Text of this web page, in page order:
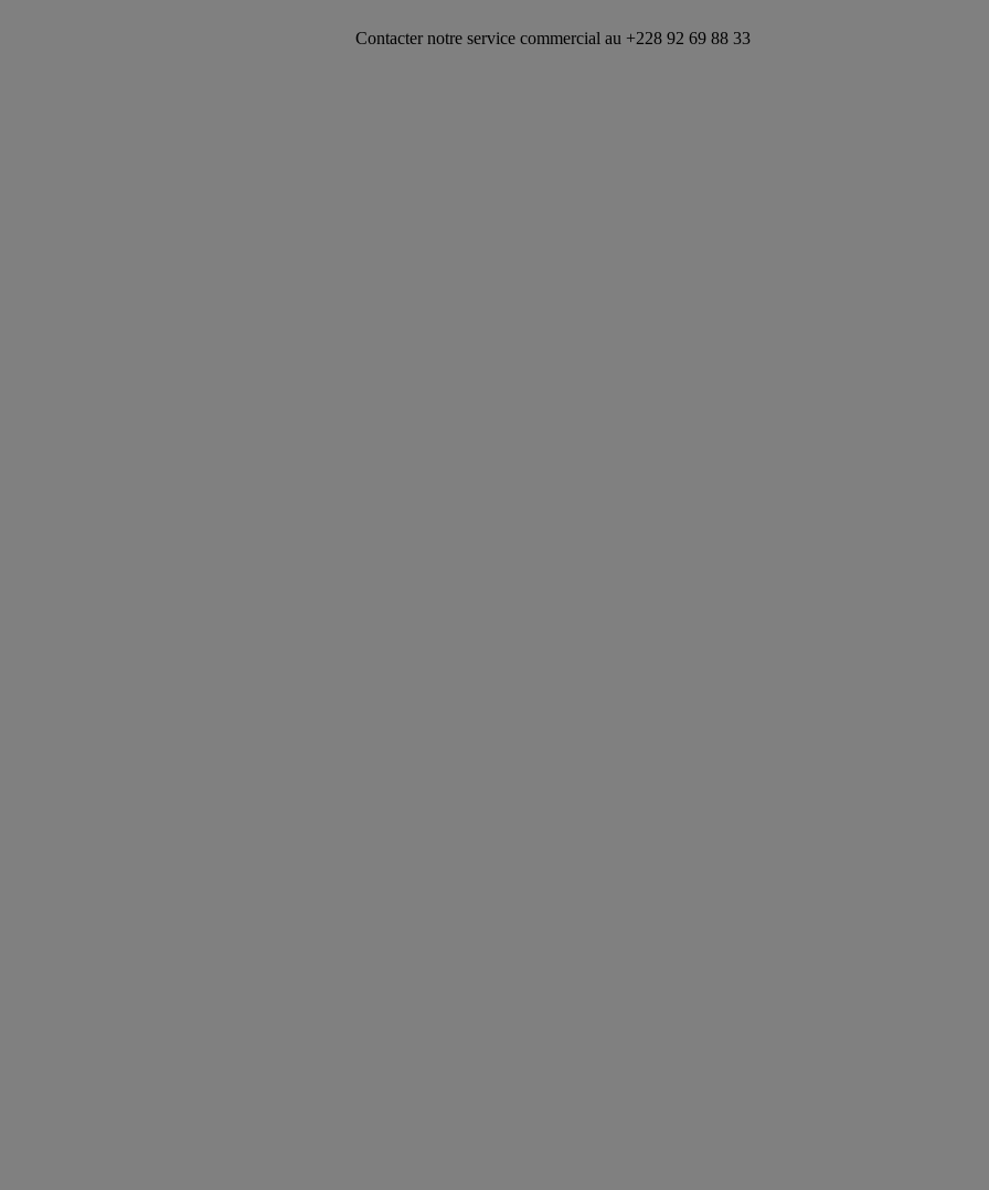
Contacter notre service commercial au +228 92 69 88 33